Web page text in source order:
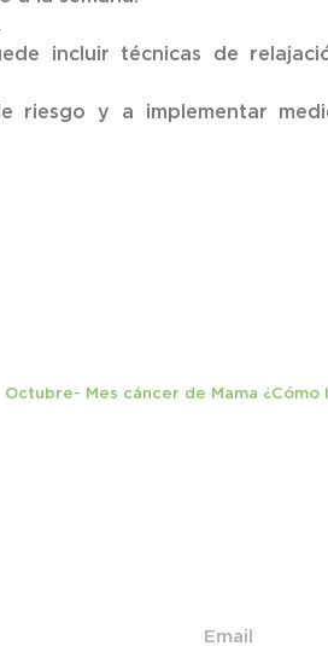
incluir técnicas de
riesgo y a implementar
Octubre- Mes cáncer de Mama ¿Cómo